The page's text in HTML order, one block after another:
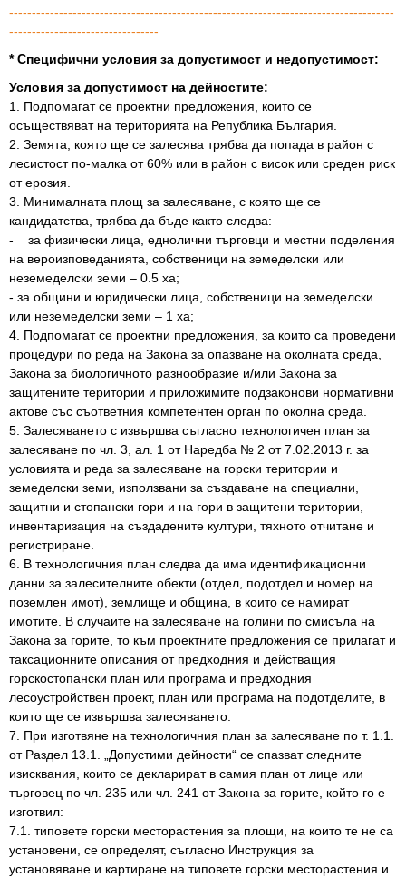
-------------------------------------------------------------------------------------
---------------------------------
* Специфични условия за допустимост и недопустимост:
Условия за допустимост на дейностите:
1. Подпомагат се проектни предложения, които се
осъществяват на територията на Република България.
2. Земята, която ще се залесява трябва да попада в район с
лесистост по-малка от 60% или в район с висок или среден риск
от ерозия.
3. Минималната площ за залесяване, с която ще се
кандидатства, трябва да бъде както следва:
- за физически лица, еднолични търговци и местни поделения
на вероизповеданията, собственици на земеделски или
неземеделски земи – 0.5 ха;
- за общини и юридически лица, собственици на земеделски
или неземеделски земи – 1 ха;
4. Подпомагат се проектни предложения, за които са проведени
процедури по реда на Закона за опазване на околната среда,
Закона за биологичното разнообразие и/или Закона за
защитените територии и приложимите подзаконови нормативни
актове със съответния компетентен орган по околна среда.
5. Залесяването с извършва съгласно технологичен план за
залесяване по чл. 3, ал. 1 от Наредба № 2 от 7.02.2013 г. за
условията и реда за залесяване на горски територии и
земеделски земи, използвани за създаване на специални,
защитни и стопански гори и на гори в защитени територии,
инвентаризация на създадените култури, тяхното отчитане и
регистриране.
6. В технологичния план следва да има идентификационни
данни за залесителните обекти (отдел, подотдел и номер на
поземлен имот), землище и община, в които се намират
имотите. В случаите на залесяване на голини по смисъла на
Закона за горите, то към проектните предложения се прилагат и
таксационните описания от предходния и действащия
горскостопански план или програма и предходния
лесоустройствен проект, план или програма на подотделите, в
които ще се извършва залесяването.
7. При изготвяне на технологичния план за залесяване по т. 1.1.
от Раздел 13.1. „Допустими дейности“ се спазват следните
изисквания, които се декларират в самия план от лице или
търговец по чл. 235 или чл. 241 от Закона за горите, който го е
изготвил:
7.1. типовете горски месторастения за площи, на които те не са
установени, се определят, съгласно Инструкция за
установяване и картиране на типовете горски месторастения и